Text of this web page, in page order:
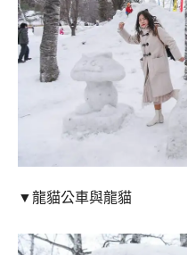
▼龍貓公車與龍貓